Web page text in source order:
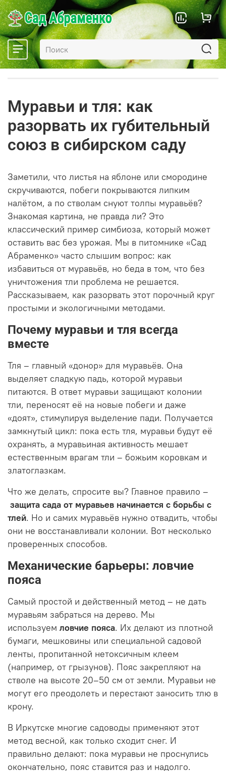
Муравьи и тля: как
разорвать их губительный
союз в сибирском саду
Заметили, что листья на яблоне или смородине
скручиваются, побеги покрываются липким
налётом, а по стволам снуют толпы муравьёв?
Знакомая картина, не правда ли? Это
классический пример симбиоза, который может
оставить вас без урожая. Мы в питомнике «Сад
Абраменко» часто слышим вопрос: как
избавиться от муравьёв, но беда в том, что без
уничтожения тли проблема не решается.
Рассказываем, как разорвать этот порочный круг
простыми и экологичными методами.
Почему муравьи и тля всегда
вместе
Тля – главный «донор» для муравьёв. Она
выделяет сладкую падь, которой муравьи
питаются. В ответ муравьи защищают колонии
тли, переносят её на новые побеги и даже
«доят», стимулируя выделение пади. Получается
замкнутый цикл: пока есть тля, муравьи будут её
охранять, а муравьиная активность мешает
естественным врагам тли – божьим коровкам и
златоглазкам.
Что же делать, спросите вы? Главное правило –
защита сада от муравьев начинается с борьбы с
тлей. Но и самих муравьёв нужно отвадить, чтобы
они не восстанавливали колонии. Вот несколько
проверенных способов.
Механические барьеры: ловчие
пояса
Самый простой и действенный метод – не дать
муравьям забраться на дерево. Мы
используем ловчие пояса. Их делают из плотной
бумаги, мешковины или специальной садовой
ленты, пропитанной нетоксичным клеем
(например, от грызунов). Пояс закрепляют на
стволе на высоте 20–50 см от земли. Муравьи не
могут его преодолеть и перестают заносить тлю в
крону.
В Иркутске многие садоводы применяют этот
метод весной, как только сходит снег. И
правильно делают: пока муравьи не проснулись
окончательно, пояс ставится раз и надолго.